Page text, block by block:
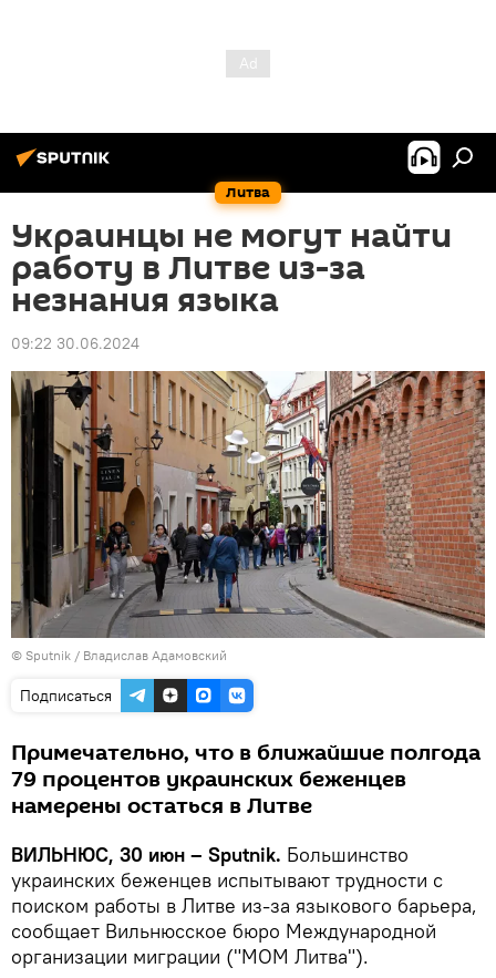
Литва
Украинцы не могут найти
работу в Литве из-за
незнания языка
09:22 30.06.2024
© Sputnik / Владислав Адамовский
Подписаться
Примечательно, что в ближайшие полгода
79 процентов украинских беженцев
намерены остаться в Литве
ВИЛЬНЮС, 30 июн – Sputnik. Большинство
украинских беженцев испытывают трудности с
поиском работы в Литве из-за языкового барьера,
сообщает Вильнюсское бюро Международной
организации миграции ("МОМ Литва").